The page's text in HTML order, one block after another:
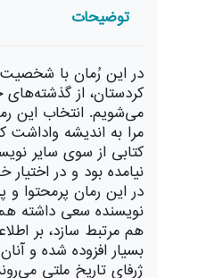
توضیحات
در این رُمان با
کردستان، از گذشته‌های
می‌شویم. انتخاب این
مرا به اندیشه واداشت
کتابی از سوی سایر
نیامده بود و در اختیار
در این رمان پرمحتوا و
نویسنده سعی داشته
هم مرتبط سازد، بر
بسیار افزوده شده و
ژرفای تاریخ ملتی